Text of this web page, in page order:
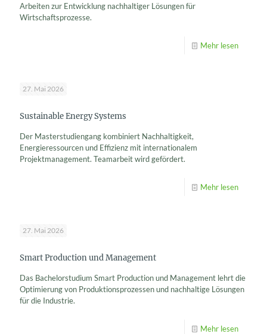
Arbeiten zur Entwicklung nachhaltiger Lösungen für
Wirtschaftsprozesse.
Mehr lesen
27. Mai 2026
Sustainable Energy Systems
Der Masterstudiengang kombiniert Nachhaltigkeit,
Energieressourcen und Effizienz mit internationalem
Projektmanagement. Teamarbeit wird gefördert.
Mehr lesen
27. Mai 2026
Smart Production und Management
Das Bachelorstudium Smart Production und Management lehrt die
Optimierung von Produktionsprozessen und nachhaltige Lösungen
für die Industrie.
Mehr lesen